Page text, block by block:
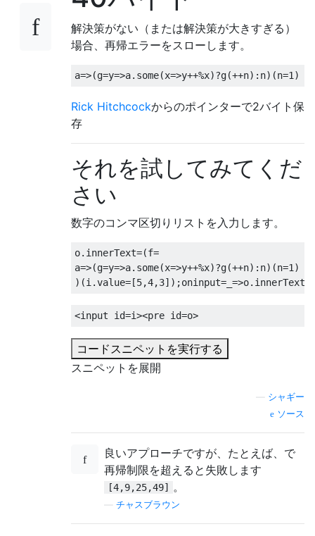
解決策がない（または解決策が大きすぎる）
場合、再帰エラーをスローします。
a=>(g=y=>a. some(x=>y++%x)?g(++n): n)(n=1 )
Rick Hitchcockからのポインターで2バイト保
存
それを試してみてくだ
さい
数字のコンマ区切りリストを入力します。
o. innerText=(f=
a=>(g=y=>a. some(x=>y++%x)?g(++n): n)(n=1 )
)(i .value=[5,4,3]);oninput= =>o. innerText
<input id=i><pre id=o>
コードスニペットを実行する
スニペットを展開
シャギー
ソース
良いアプローチですが、たとえば、で
再帰制限を超えると失敗します
[4,9,25,49] 。
チャスブラウン